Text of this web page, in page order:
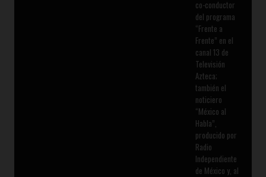
co-conductor
del programa
“Frente a
Frente” en el
canal 13 de
Televisión
Azteca;
también el
noticiero
“México al
Habla”,
producido por
Radio
Independiente
de México y, al